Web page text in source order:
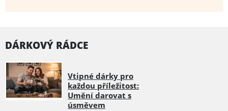
DÁRKOVÝ RÁDCE
Vtipné dárky pro
každou příležitost:
Umění darovat s
úsměvem